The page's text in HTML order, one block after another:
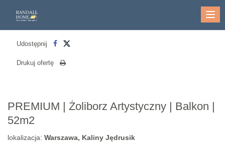
Udostępnij
Drukuj ofertę
PREMIUM | Żoliborz Artystyczny | Balkon |
52m2
lokalizacja: Warszawa, Kaliny Jędrusik